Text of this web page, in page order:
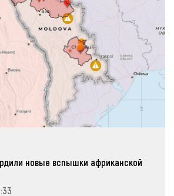
новые вспышки африканской